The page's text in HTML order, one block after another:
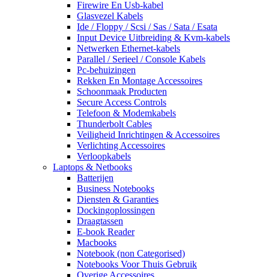
Firewire En Usb-kabel
Glasvezel Kabels
Ide / Floppy / Scsi / Sas / Sata / Esata
Input Device Uitbreiding & Kvm-kabels
Netwerken Ethernet-kabels
Parallel / Serieel / Console Kabels
Pc-behuizingen
Rekken En Montage Accessoires
Schoonmaak Producten
Secure Access Controls
Telefoon & Modemkabels
Thunderbolt Cables
Veiligheid Inrichtingen & Accessoires
Verlichting Accessoires
Verloopkabels
Laptops & Netbooks
Batterijen
Business Notebooks
Diensten & Garanties
Dockingoplossingen
Draagtassen
E-book Reader
Macbooks
Notebook (non Categorised)
Notebooks Voor Thuis Gebruik
Overige Accessoires